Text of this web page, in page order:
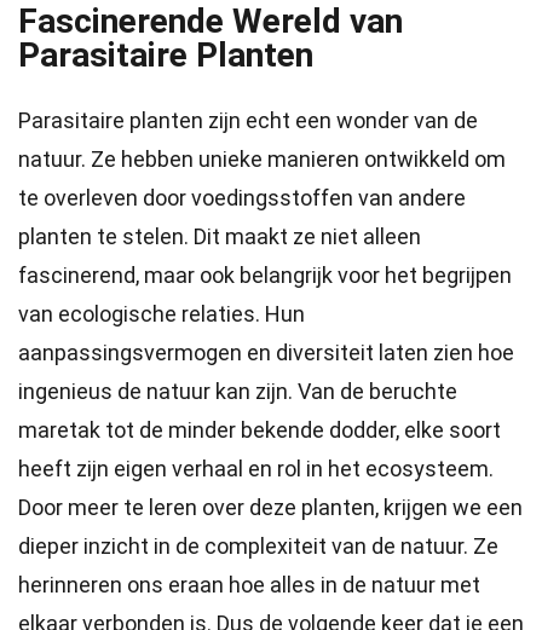
Fascinerende Wereld van
Parasitaire Planten
Parasitaire planten zijn echt een wonder van de
natuur. Ze hebben unieke manieren ontwikkeld om
te overleven door voedingsstoffen van andere
planten te stelen. Dit maakt ze niet alleen
fascinerend, maar ook belangrijk voor het begrijpen
van ecologische relaties. Hun
aanpassingsvermogen en diversiteit laten zien hoe
ingenieus de natuur kan zijn. Van de beruchte
maretak tot de minder bekende dodder, elke soort
heeft zijn eigen verhaal en rol in het ecosysteem.
Door meer te leren over deze planten, krijgen we een
dieper inzicht in de complexiteit van de natuur. Ze
herinneren ons eraan hoe alles in de natuur met
elkaar verbonden is. Dus de volgende keer dat je een